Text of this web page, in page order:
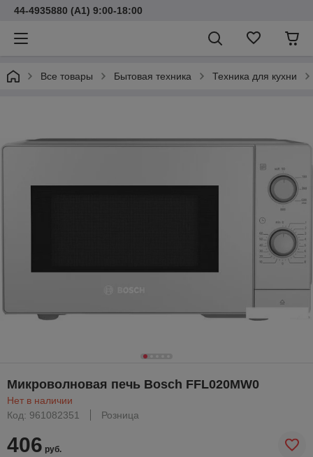
44-4935880 (A1) 9:00-18:00
Все товары Бытовая техника Техника для кухни
Микроволновая печь Bosch FFL020MW0
Нет в наличии
Код: 961082351
Розница
406 руб.